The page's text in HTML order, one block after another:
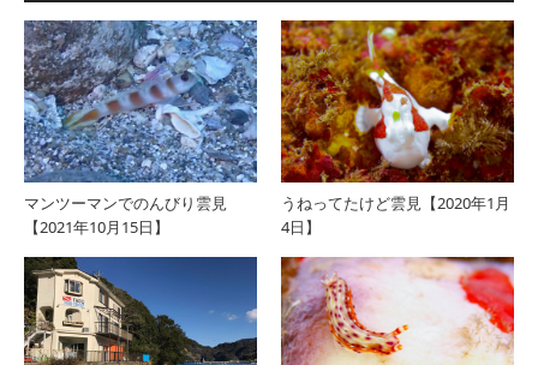
マンツーマンでのんびり雲見
【2021年10月15日】
うねってたけど雲見【2020年1月
4日】